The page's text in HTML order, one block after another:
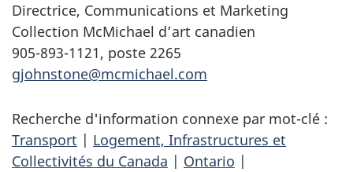
Directrice, Communications et Marketing
Collection McMichael d’art canadien
905-893-1121, poste 2265
gjohnstone@mcmichael.com
Recherche d'information connexe par mot-clé :
Transport | Logement, Infrastructures et
Collectivités du Canada | Ontario |